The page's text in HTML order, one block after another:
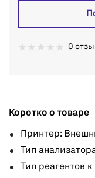
0
Коротко о товаре
Принтер:
Тип
Тип реагентов